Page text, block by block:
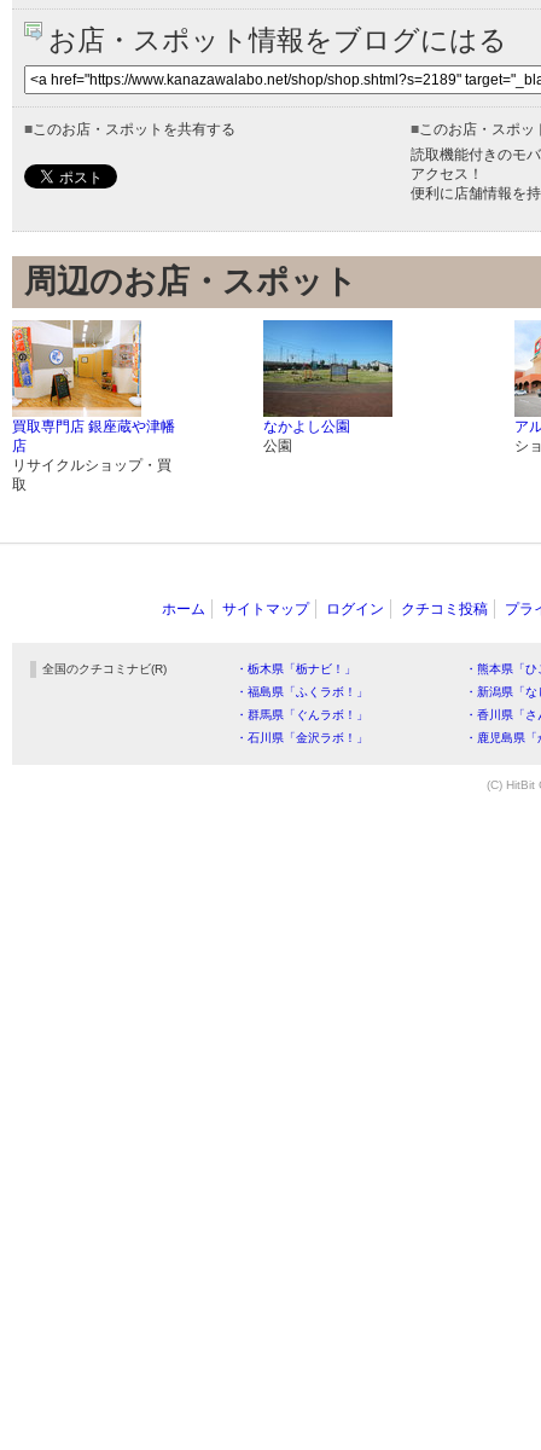
お店・スポット情報をブログにはる
■このお店・スポットを共有する ■このお店・スポッ
読取機能付きのモ
アクセス！
便利に店舗情報を
周辺のお店・スポット
買取専門店 銀座蔵や津幡
店
リサイクルショップ・買
取
なかよし公園
公園
ア
シ
ホーム サイトマップ ログイン クチコミ投稿 プラ
全国のクチコミナビ(R) ・栃木県「栃ナビ！」
・熊本県「
・福島県「ふくラボ！」
・新潟県「
・群馬県「ぐんラボ！」
・香川県「
・石川県「金沢ラボ！」
・鹿児島県
(C) HitBit